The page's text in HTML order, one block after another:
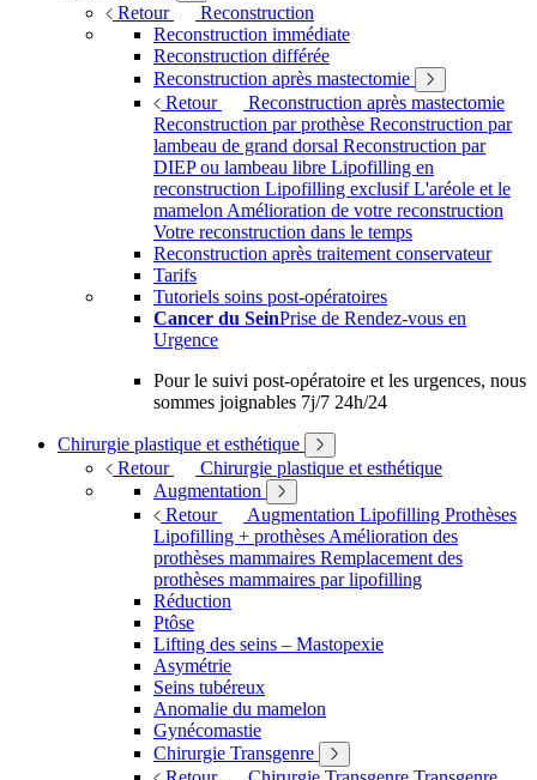
Retour
Reconstruction
Reconstruction immédiate
Reconstruction différée
Reconstruction après mastectomie
Retour
Reconstruction après mastectomie
Reconstruction par prothèse Reconstruction par
lambeau de grand dorsal Reconstruction par
DIEP ou lambeau libre Lipofilling en
reconstruction Lipofilling exclusifL'aréole et le
mamelon Amélioration de votre reconstruction
Votre reconstruction dans le temps
Reconstruction après traitement conservateur
Tarifs
Tutoriels soins post-opératoires
Cancer du SeinPrise de Rendez-vous en
Urgence
Pour le suivi post-opératoire et les urgences, nous
sommes joignables 7j/7 24h/24
Chirurgie plastique et esthétique
Retour
Chirurgie plastique et esthétique
Augmentation
Retour
Augmentation Lipofilling Prothèses
Lipofilling + prothèses Amélioration des
prothèses mammaires Remplacement des
prothèses mammaires par lipofilling
Réduction
Ptôse
Lifting des seins – Mastopexie
Asymétrie
Seins tubéreux
Anomalie du mamelon
Gynécomastie
Chirurgie Transgenre